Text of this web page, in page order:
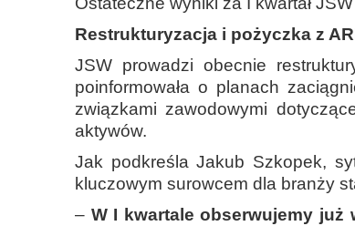
Restrukturyzacja i pożyczka z
JSW prowadzi obecnie
poinformowała o planach
związkami zawodowymi
aktywów.
Jak podkreśla Jakub Szkopek,
kluczowym surowcem dla branży
– W I kwartale obserwujemy już